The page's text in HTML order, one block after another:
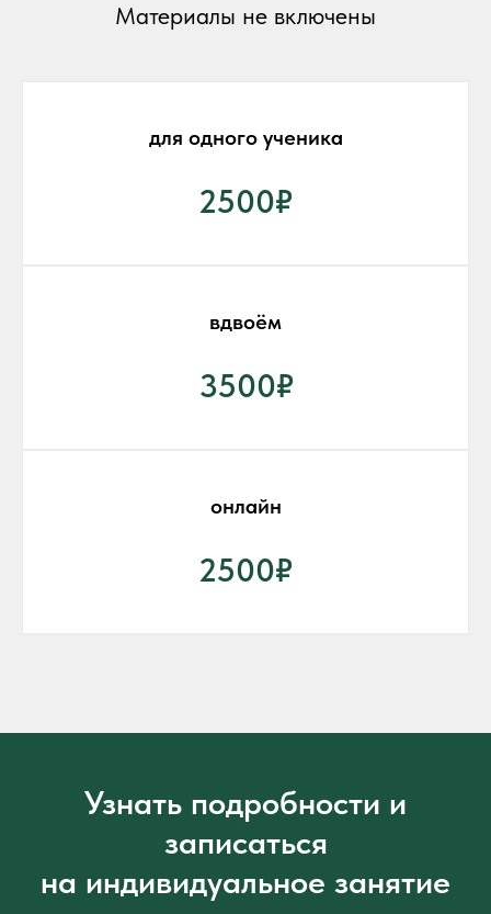
Материалы не включены
для одного ученика
2500₽
вдвоём
3500₽
онлайн
2500₽
Узнать подробности и
записаться
на индивидуальное занятие